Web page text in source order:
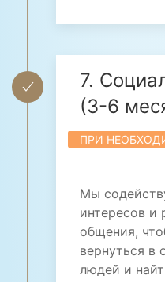
7.
(3-6
ПРИ
Мы
интересов и
общения,
вернуться в
людей и